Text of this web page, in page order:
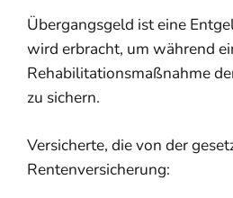
Übergangsgeld ist eine
wird erbracht, um während
Rehabilitationsmaßnahme
zu sichern.
Versicherte, die von der
Rentenversicherung: